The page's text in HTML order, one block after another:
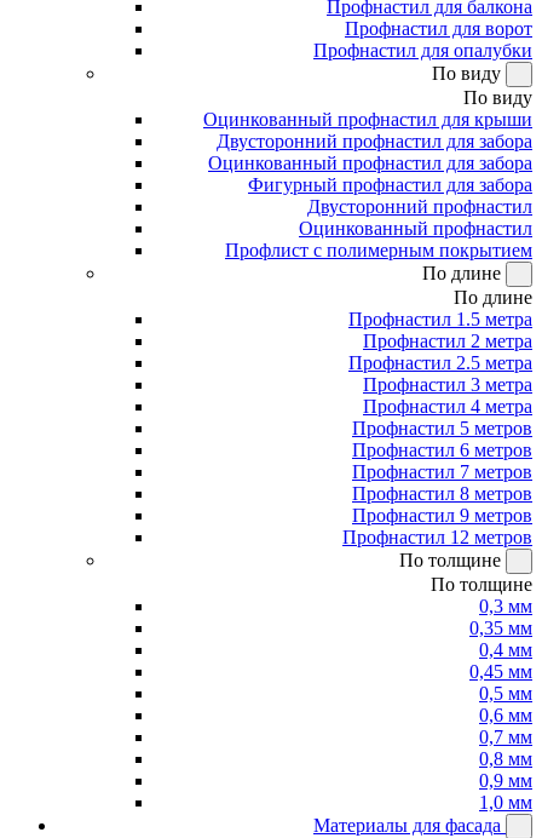
Профнастил для балкона
Профнастил для ворот
Профнастил для опалубки
По виду
По виду
Оцинкованный профнастил для крыши
Двусторонний профнастил для забора
Оцинкованный профнастил для забора
Фигурный профнастил для забора
Двусторонний профнастил
Оцинкованный профнастил
Профлист с полимерным покрытием
По длине
По длине
Профнастил 1.5 метра
Профнастил 2 метра
Профнастил 2.5 метра
Профнастил 3 метра
Профнастил 4 метра
Профнастил 5 метров
Профнастил 6 метров
Профнастил 7 метров
Профнастил 8 метров
Профнастил 9 метров
Профнастил 12 метров
По толщине
По толщине
0,3 мм
0,35 мм
0,4 мм
0,45 мм
0,5 мм
0,6 мм
0,7 мм
0,8 мм
0,9 мм
1,0 мм
Материалы для фасада